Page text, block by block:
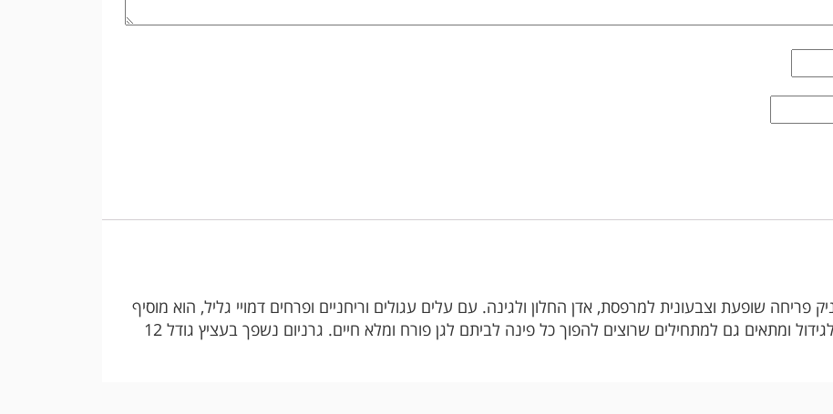
פריחה שופעת וצבעונית למרפסת, אדן החלון ולגינה. עם עלים עגולים וריחניים ופרחים דמויי גליל, הוא מוסיף
נופך של אושר וקסם בכל מרחב. קל יחסית לגידול ומתאים גם למתחילים שרוצים להפוך כל פינה לביתם לגן פורח ומלא חיים. גרניום נשפך בעציץ גודל 12